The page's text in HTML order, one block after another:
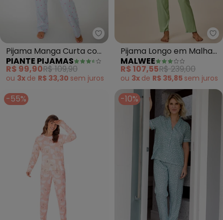
Piante Pijamas - Pijama
Pijama Manga Curta com
Calça Camila (Branco)
PIANTE PIJAMAS
R$ 99,90R$ 109,90
ou 3x de R$ 33,30 sem juros
Pijama Longo em Malha
Canelada (Verde Menta)
MALWEE
R$ 107,55R$ 239,00
ou 3x de R$ 35,85 sem juros
-55% -10%